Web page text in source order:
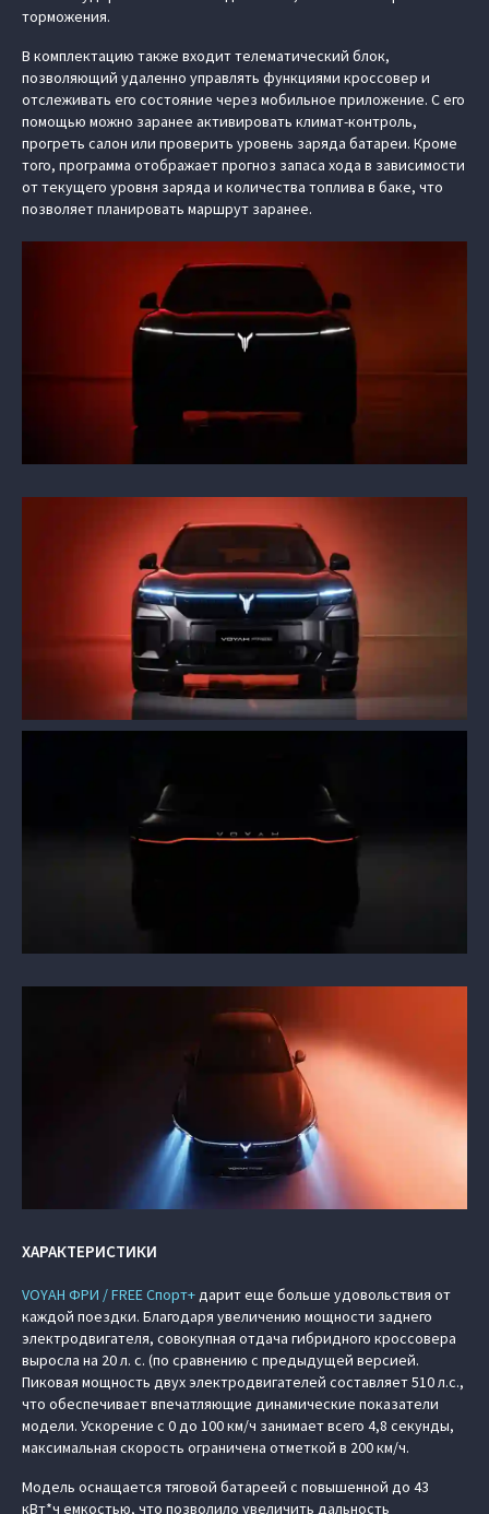
торможения.
В комплектацию также входит телематический блок,
позволяющий удаленно управлять функциями кроссовер и
отслеживать его состояние через мобильное приложение. С его
помощью можно заранее активировать климат-контроль,
прогреть салон или проверить уровень заряда батареи. Кроме
того, программа отображает прогноз запаса хода в зависимости
от текущего уровня заряда и количества топлива в баке, что
позволяет планировать маршрут заранее.
ХАРАКТЕРИСТИКИ
VOYAH ФРИ / FREE Спорт+дарит еще больше удовольствия от
каждой поездки. Благодаря увеличению мощности заднего
электродвигателя, совокупная отдача гибридного кроссовера
выросла на 20 л. с. (по сравнению с предыдущей версией.
Пиковая мощность двух электродвигателей составляет 510 л.с.,
что обеспечивает впечатляющие динамические показатели
модели. Ускорение с 0 до 100 км/ч занимает всего 4,8 секунды,
максимальная скорость ограничена отметкой в 200 км/ч.
Модель оснащается тяговой батареей с повышенной до 43
кВт*ч емкостью, что позволило увеличить дальность